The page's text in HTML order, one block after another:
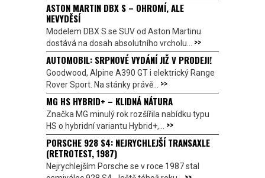
ASTON MARTIN DBX S – OHROMÍ, ALE
NEVYDĚSÍ
Modelem DBX S se SUV od Aston Martinu
dostává na dosah absolutního vrcholu... >>
AUTOMOBIL: SRPNOVÉ VYDÁNÍ JIŽ V PRODEJI!
Goodwood, Alpine A390 GT i elektrický Range
Rover Sport. Na stánky právě... >>
MG HS HYBRID+ – KLIDNÁ NÁTURA
Značka MG minulý rok rozšířila nabídku typu
HS o hybridní variantu Hybrid+,... >>
PORSCHE 928 S4: NEJRYCHLEJŠÍ TRANSAXLE
(RETROTEST, 1987)
Nejrychlejším Porsche se v roce 1987 stal